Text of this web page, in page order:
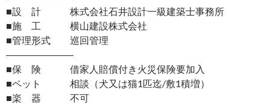
■設 計 株式会社石井設計一級建築士事務所
■施 工 横山建設株式会社
■管理形式 巡回管理
―――――――
■保 険 借家人賠償付き火災保険要加入
■ペット 相談（犬又は猫1匹迄/敷1積増）
■楽 器 不可